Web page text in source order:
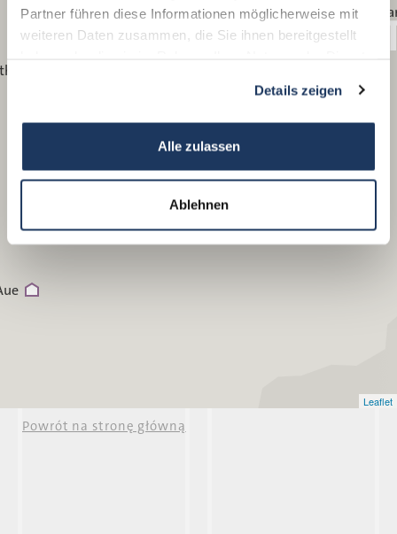
Partner führen diese Informationen möglicherweise mit
weiteren Daten zusammen, die Sie ihnen bereitgestellt
Details zeigen
Alle zulassen
Ablehnen
Zschopau
Wilischthal
Venusberg
Flöha
Leaflet
Powrót na stronę główną